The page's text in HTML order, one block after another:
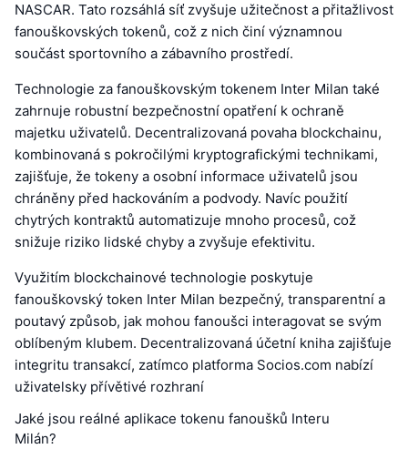
NASCAR. Tato rozsáhlá síť zvyšuje užitečnost a přitažlivost
fanouškovských tokenů, což z nich činí významnou
součást sportovního a zábavního prostředí.
Technologie za fanouškovským tokenem Inter Milan také
zahrnuje robustní bezpečnostní opatření k ochraně
majetku uživatelů. Decentralizovaná povaha blockchainu,
kombinovaná s pokročilými kryptografickými technikami,
zajišťuje, že tokeny a osobní informace uživatelů jsou
chráněny před hackováním a podvody. Navíc použití
chytrých kontraktů automatizuje mnoho procesů, což
snižuje riziko lidské chyby a zvyšuje efektivitu.
Využitím blockchainové technologie poskytuje
fanouškovský token Inter Milan bezpečný, transparentní a
poutavý způsob, jak mohou fanoušci interagovat se svým
oblíbeným klubem. Decentralizovaná účetní kniha zajišťuje
integritu transakcí, zatímco platforma Socios.com nabízí
uživatelsky přívětivé rozhraní
Jaké jsou reálné aplikace tokenu fanoušků Interu
Milán?